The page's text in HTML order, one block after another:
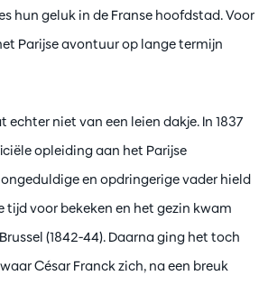
hun geluk in de Franse hoofdstad. Voor
Parijse avontuur op lange termijn
niet van een leien dakje. In 1837
opleiding aan het Parijse
en opdringerige vader hield
tijd voor bekeken en het gezin kwam
(1842-44). Daarna ging het toch
César Franck zich, na een breuk